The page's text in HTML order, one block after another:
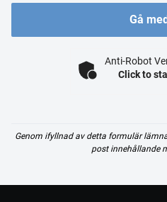
Gå
Anti-Robot
Click to
Genom ifyllnad av detta formulär
post innehållande